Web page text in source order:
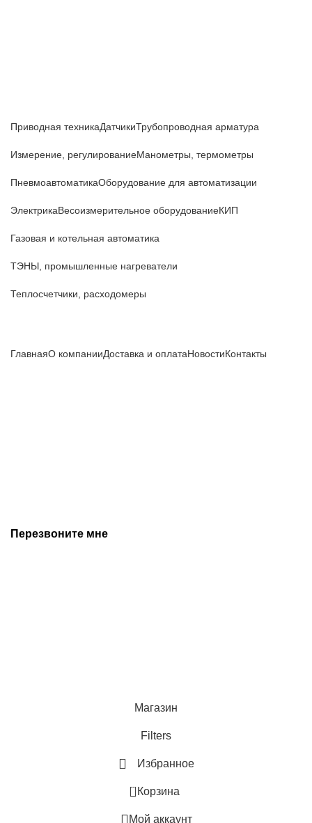
Приводная техникаДатчикиТрубопроводная арматура
Измерение, регулированиеМанометры, термометры
ПневмоавтоматикаОборудование для автоматизации
ЭлектрикаВесоизмерительное оборудованиеКИП
Газовая и котельная автоматика
ТЭНЫ, промышленные нагреватели
Теплосчетчики, расходомеры
ГлавнаяО компанииДоставка и оплатаНовостиКонтакты
Перезвоните мне
Магазин
Filters
Избранное
0 Корзина
Мой аккаунт